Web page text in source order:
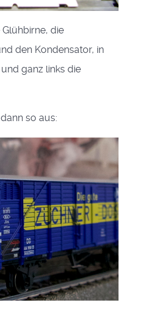
die
den Kondensator, in
ganz links die
so aus: